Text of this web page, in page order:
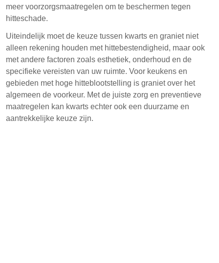
meer voorzorgsmaatregelen om te beschermen tegen
hitteschade.
Uiteindelijk moet de keuze tussen kwarts en graniet niet
alleen rekening houden met hittebestendigheid, maar ook
met andere factoren zoals esthetiek, onderhoud en de
specifieke vereisten van uw ruimte. Voor keukens en
gebieden met hoge hitteblootstelling is graniet over het
algemeen de voorkeur. Met de juiste zorg en preventieve
maatregelen kan kwarts echter ook een duurzame en
aantrekkelijke keuze zijn.